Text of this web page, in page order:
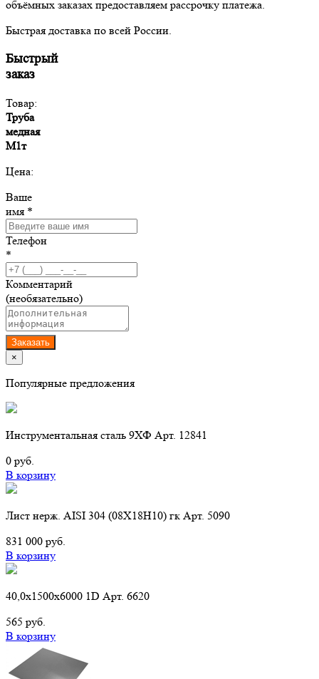
объёмных заказах предоставляем рассрочку платежа.
Быстрая доставка по всей России.
Быстрый
заказ
Товар:
Труба
медная
М1т
Цена:
Ваше
имя *
Телефон
*
Комментарий
(необязательно)
Заказать
×
Популярные предложения
Инструментальная сталь 9ХФ Арт. 12841
0 руб.
В корзину
Лист нерж. AISI 304 (08Х18Н10) гк Арт. 5090
831 000 руб.
В корзину
40,0х1500х6000 1D Арт. 6620
565 руб.
В корзину